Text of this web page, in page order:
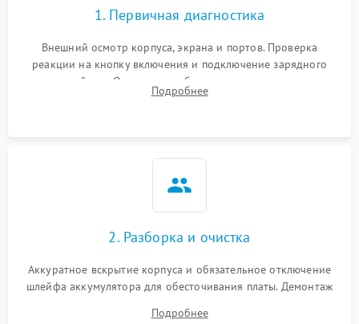
Перегрев из‑за пыли,
неисправности кулера
Выход из строя SSD или
HDD: медленная загрузка,
2000 ₽
Проблемы Wi‑Fi или
2500 ₽
1. Первичная диагностика
Внешний осмотр корпуса, экрана и портов. Проверка
реакции на кнопку включения и подключение зарядного
устройства. Оценка потребления тока с помощью
лабораторного блока питания для локализации проблемы.
Подробнее
2. Разборка и очистка
Аккуратное вскрытие корпуса и обязательное отключение
шлейфа аккумулятора для обесточивания платы. Демонтаж
высохшей термопасты с кристаллов чипов.
Подробнее